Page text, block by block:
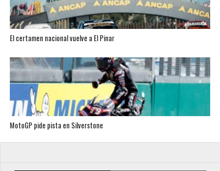
El certamen nacional vuelve a El Pinar
MotoGP pide pista en Silverstone